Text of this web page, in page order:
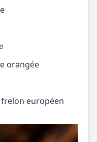
orangée
européen